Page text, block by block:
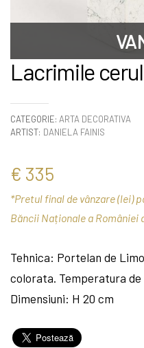
Lacrimile
CATEGORIE: ARTA DECORATIVA
ARTIST: DANIELA FAINIS
€ 335
*Pretul final de vânzare (lei)
Băncii Naționale a
Tehnica: Portelan de
colorata. Temperatura de
Dimensiuni: H 20 cm